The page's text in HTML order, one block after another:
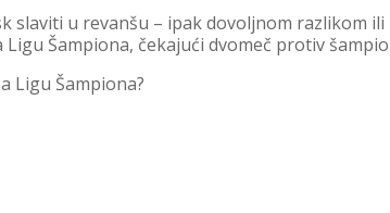
slaviti u revanšu – ipak dovoljnom razlikom
Šampiona, čekajući dvomeč protiv
Ligu Šampiona?